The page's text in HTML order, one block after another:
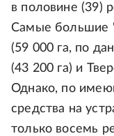
в половине (39)
Самые большие
(59 000 га, по
(43 200 га) и
Однако, по
средства на
только восемь